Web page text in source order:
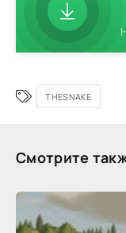
THESNAKE
Смотрите